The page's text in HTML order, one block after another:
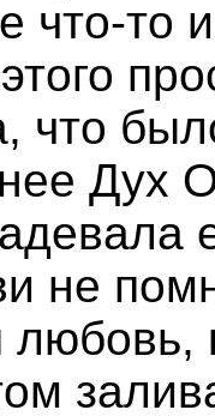
что-то
что
Дух
не
любовь,